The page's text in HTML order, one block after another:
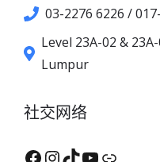
03-2276 6226 /
Level 23A-02 &
Lumpur
社交网络
Facebook
Instagram
TikTok
YouTube
XHS